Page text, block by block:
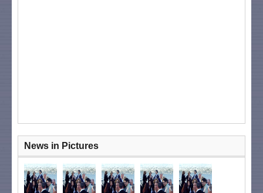
News in Pictures